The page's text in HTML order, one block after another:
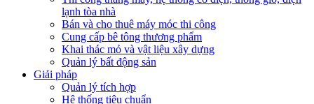
lạnh tòa nhà
Bán và cho thuê máy móc thi công
Cung cấp bê tông thương phẩm
Khai thác mỏ và vật liệu xây dựng
Quản lý bất động sản
Giải pháp
Quản lý tích hợp
Hệ thống tiêu chuẩn